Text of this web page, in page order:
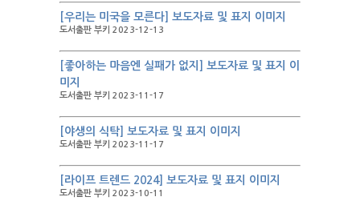
[우리는 미국을 모른다] 보도자료 및 표지 이미지
도서출판 부키 2023-12-13
[좋아하는 마음엔 실패가 없지] 보도자료 및 표지 이
미지
도서출판 부키 2023-11-17
[야생의 식탁] 보도자료 및 표지 이미지
도서출판 부키 2023-11-17
[라이프 트렌드 2024] 보도자료 및 표지 이미지
도서출판 부키 2023-10-11